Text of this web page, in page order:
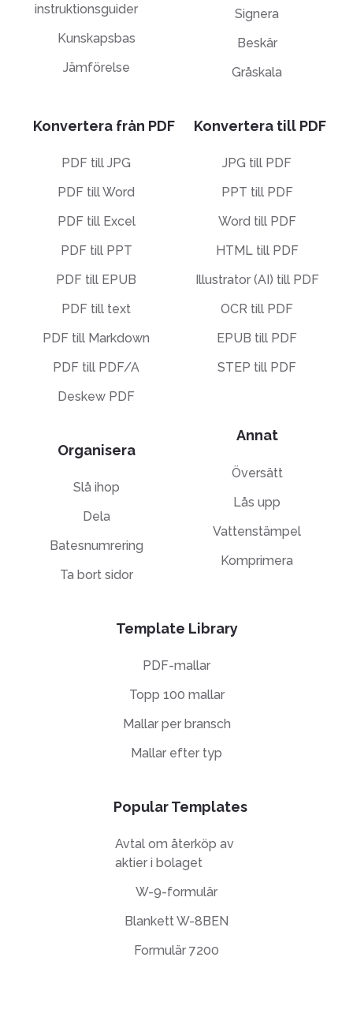
instruktionsguider
Kunskapsbas
Jämförelse
Signera
Beskär
Gråskala
Konvertera från PDF
PDF till JPG
PDF till Word
PDF till Excel
PDF till PPT
PDF till EPUB
PDF till text
PDF till Markdown
PDF till PDF/A
Deskew PDF
Organisera
Slå ihop
Dela
Batesnumrering
Ta bort sidor
Konvertera till PDF
JPG till PDF
PPT till PDF
Word till PDF
HTML till PDF
Illustrator (AI) till PDF
OCR till PDF
EPUB till PDF
STEP till PDF
Annat
Översätt
Lås upp
Vattenstämpel
Komprimera
Template Library
PDF-mallar
Topp 100 mallar
Mallar per bransch
Mallar efter typ
Popular Templates
Avtal om återköp av
aktier i bolaget
W-9-formulär
Blankett W-8BEN
Formulär 7200